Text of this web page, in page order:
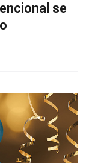
se